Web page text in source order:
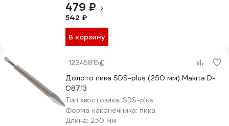
479 ₽
542 ₽
В корзину
12345815
Долото пика SDS-plus (250 мм) Makita D-
08713
Тип хвостовика: SDS-plus
Форма наконечника: пика
Длина: 250 мм